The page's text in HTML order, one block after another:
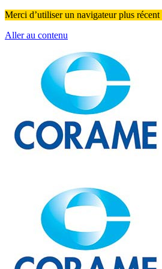
Merci d’utiliser un navigateur plus
Aller au contenu